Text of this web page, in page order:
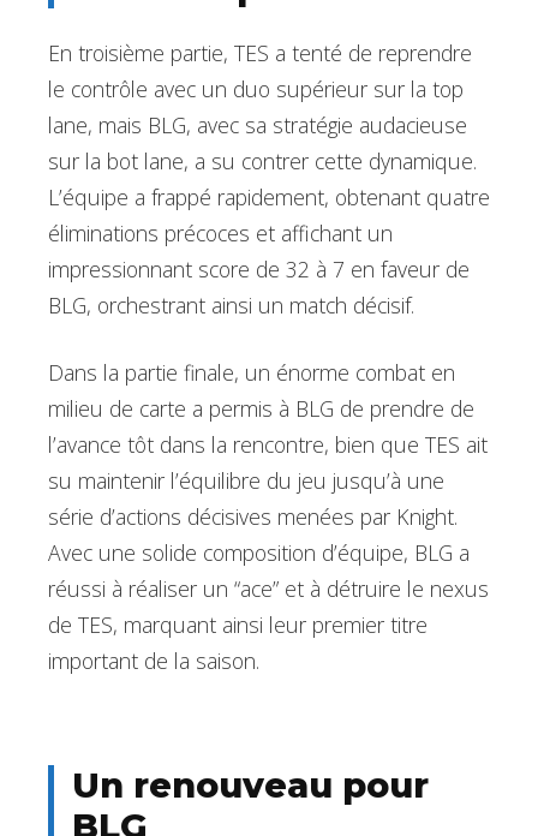
En troisième partie, TES a tenté de reprendre
le contrôle avec un duo supérieur sur la top
lane, mais BLG, avec sa stratégie audacieuse
sur la bot lane, a su contrer cette dynamique.
L’équipe a frappé rapidement, obtenant quatre
éliminations précoces et affichant un
impressionnant score de 32 à 7 en faveur de
BLG, orchestrant ainsi un match décisif.
Dans la partie finale, un énorme combat en
milieu de carte a permis à BLG de prendre de
l’avance tôt dans la rencontre, bien que TES ait
su maintenir l’équilibre du jeu jusqu’à une
série d’actions décisives menées par Knight.
Avec une solide composition d’équipe, BLG a
réussi à réaliser un “ace” et à détruire le nexus
de TES, marquant ainsi leur premier titre
important de la saison.
Un renouveau pour
BLG